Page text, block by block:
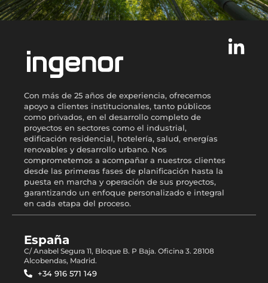
Con más de 25 años de experiencia, ofrecemos
apoyo a clientes institucionales, tanto públicos
como privados, en el desarrollo completo de
proyectos en sectores como el industrial,
edificación residencial, hotelería, salud, energías
renovables y desarrollo urbano. Nos
comprometemos a acompañar a nuestros clientes
desde las primeras fases de planificación hasta la
puesta en marcha y operación de sus proyectos,
garantizando un enfoque personalizado e integral
en cada etapa del proceso.
España
C/ Anabel Segura 11, Bloque B. P Baja. Oficina 3. 28108
Alcobendas, Madrid.
+34 916 571 149